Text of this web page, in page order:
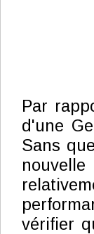
Par
d'une
Sans
vérifier